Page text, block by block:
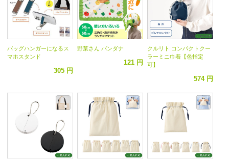
バッグハンガーになるス
マホスタンド
305 円
野菜さん バンダナ
121 円
クルリト コンパクトクー
ラーミニ巾着【色指定
可】
574 円